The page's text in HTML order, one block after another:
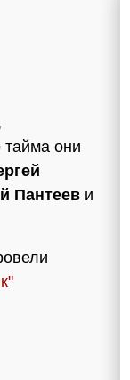
тайма они
Пантеев и